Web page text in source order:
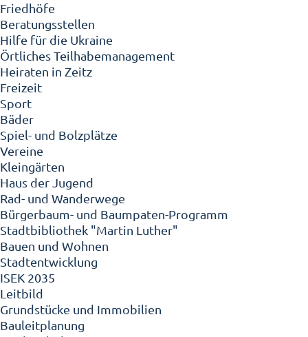
Friedhöfe
Beratungsstellen
Hilfe für die Ukraine
Örtliches Teilhabemanagement
Heiraten in Zeitz
Freizeit
Sport
Bäder
Spiel- und Bolzplätze
Vereine
Kleingärten
Haus der Jugend
Rad- und Wanderwege
Bürgerbaum- und Baumpaten-Programm
Stadtbibliothek "Martin Luther"
Bauen und Wohnen
Stadtentwicklung
ISEK 2035
Leitbild
Grundstücke und Immobilien
Bauleitplanung